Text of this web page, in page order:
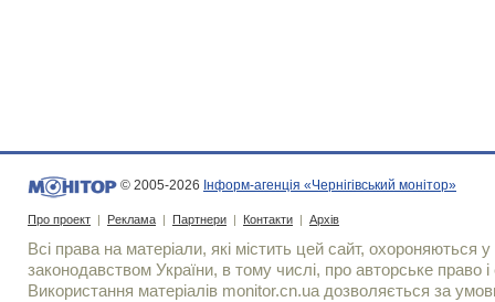
© 2005-2026 Інформ-агенція «Чернігівський монітор»
Про проект | Реклама | Партнери | Контакти | Архів
Всі права на матеріали, які містить цей сайт, охороняються у
законодавством України, в тому числі, про авторське право і
Використання матерiалiв monitor.cn.ua дозволяється за